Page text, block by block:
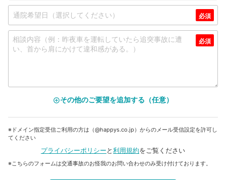
add_circle_outlineその他のご要望を追加する（任意）
※ドメイン指定受信ご利用の方は（@happys.co.jp）からのメール受信設定を許可し
てください
プライバシーポリシーと利用規約をご覧ください
※こちらのフォームは交通事故のお怪我のお問い合わせのみ受け付けております。